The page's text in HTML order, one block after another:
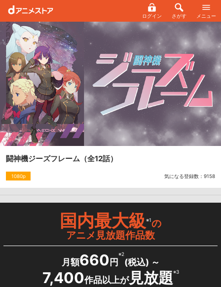
ログイン さがす メニュー
闘神機ジーズフレーム （全12話）
1080p 気になる登録数： 9158
国内最大級※1の
アニメ見放題作品数
月額660 円
※2
(税込) ～
7,400作品以上が見放題※3